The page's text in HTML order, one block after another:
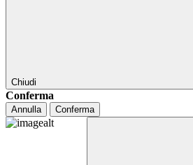
Chiudi
Conferma
Annulla Conferma